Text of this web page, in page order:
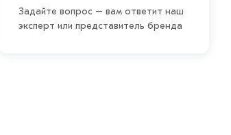
Задайте вопрос – вам ответит наш
эксперт или представитель бренда